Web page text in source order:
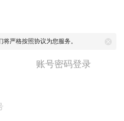
将严格按照协议为您服务。
账号密码登录